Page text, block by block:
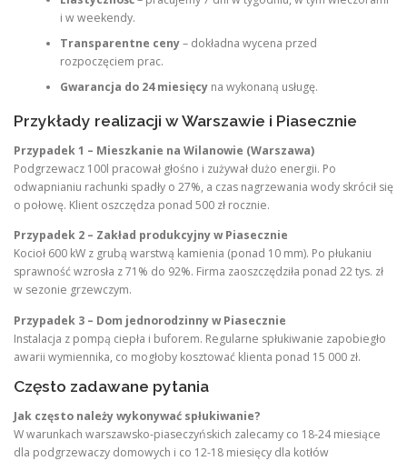
i w weekendy.
Transparentne ceny– dokładna wycena przed
rozpoczęciem prac.
Gwarancja do 24 miesięcyna wykonaną usługę.
Przykłady realizacji w Warszawie i Piasecznie
Przypadek 1 – Mieszkanie na Wilanowie (Warszawa)
Podgrzewacz 100l pracował głośno i zużywał dużo energii. Po
odwapnianiu rachunki spadły o 27%, a czas nagrzewania wody skrócił się
o połowę. Klient oszczędza ponad 500 zł rocznie.
Przypadek 2 – Zakład produkcyjny w Piasecznie
Kocioł 600 kW z grubą warstwą kamienia (ponad 10 mm). Po płukaniu
sprawność wzrosła z 71% do 92%. Firma zaoszczędziła ponad 22 tys. zł
w sezonie grzewczym.
Przypadek 3 – Dom jednorodzinny w Piasecznie
Instalacja z pompą ciepła i buforem. Regularne spłukiwanie zapobiegło
awarii wymiennika, co mogłoby kosztować klienta ponad 15 000 zł.
Często zadawane pytania
Jak często należy wykonywać spłukiwanie?
W warunkach warszawsko-piaseczyńskich zalecamy co 18-24 miesiące
dla podgrzewaczy domowych i co 12-18 miesięcy dla kotłów